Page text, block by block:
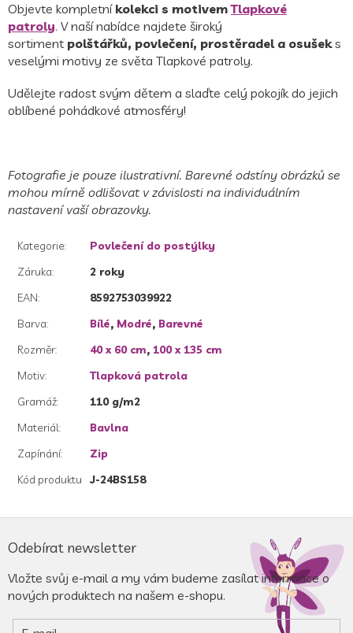
Objevte kompletníkolekci s motivemTlapkové
patroly. V naší nabídce najdete široký
sortimentpolštářků, povlečení, prostěradel a osušeks
veselými motivy ze světa Tlapkové patroly.
Udělejte radost svým dětem a slaďte celý pokojík do jejich
oblíbené pohádkové atmosféry!
Fotografie je pouze ilustrativní. Barevné odstíny obrázků se
mohou mírně odlišovat v závislosti na individuálním
nastavení vaší obrazovky.
Kategorie:
Povlečení do postýlky
Záruka:
2 roky
EAN:
8592753039922
Barva: Bílé, Modré, Barevné
Rozměr: 40 x 60 cm, 100 x 135 cm
Motiv:
Tlapková patrola
Gramáž:
110 g/m2
Materiál:
Bavlna
Zapínání:
Zip
Kód produktu
J-24BS158
á
a
Odebírat newsletter
Vložte svůj e-mail a my vám budeme zasílat informace o
nových produktech na našem e-shopu.